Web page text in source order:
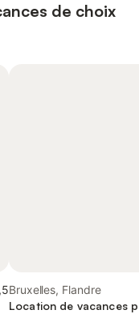
de choix
Bruxelles, Flandre
Location de vacances